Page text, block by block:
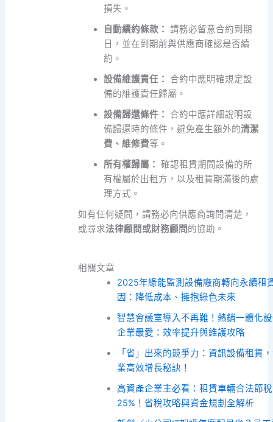
損失。
自動續約條款： 請務必留意合約到期
日，並在到期前與供應商確認是否續
約。
設備維護責任：
合約中應明確規定設
備的維護責任歸屬。
設備歸還條件：
合約中應詳細說明設
備歸還時的條件，避免產生額外的清潔
費、維修費等。
所有權歸屬： 確認租賃期間設備的所
有權屬於出租方，以及租賃期滿後的處
理方式。
如有任何疑問，請務必向供應商詢問清楚，
或尋求法律顧問或財務顧問的協助。
相關文章
2025年綠能監測設備廠商轉向永續租
因：降低成本、擁抱綠色未來
智慧會議室導入不再難！熱銷一體化
企業最愛：效率提升與維護攻略
「省」出來的競爭力：資訊設備租賃
業高效增長秘訣！
高資產企業主必看：租賃車輛合法節稅
25%！省稅攻略與資金規劃全解析